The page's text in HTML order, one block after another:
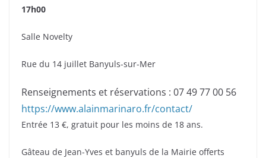
17h00
Salle Novelty
Rue du 14 juillet Banyuls-sur-Mer
Renseignements et réservations : 07 49 77 00 56
https://www.alainmarinaro.fr/contact/
Entrée 13 €, gratuit pour les moins de 18 ans.
Gâteau de Jean-Yves et banyuls de la Mairie offerts